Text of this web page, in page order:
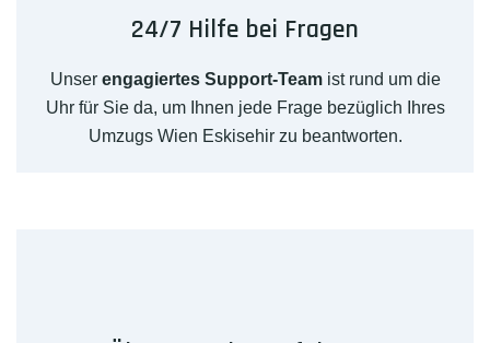
24/7 Hilfe bei Fragen
Unser engagiertes Support-Teamist rund um die
Uhr für Sie da, um Ihnen jede Frage bezüglich Ihres
Umzugs Wien Eskisehir zu beantworten.